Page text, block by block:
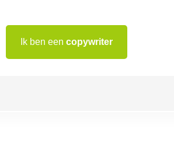
Ik ben een copywriter